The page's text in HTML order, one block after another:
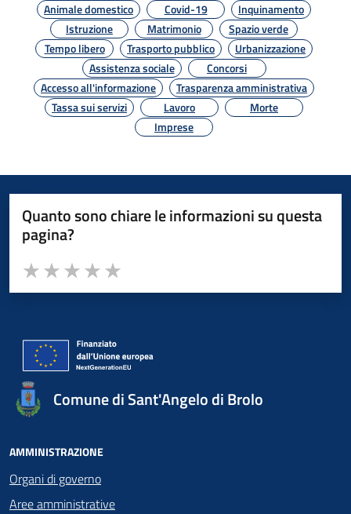
Animale domestico
Covid-19
Inquinamento
Istruzione
Matrimonio
Spazio verde
Tempo libero
Trasporto pubblico
Urbanizzazione
Assistenza sociale
Concorsi
Accesso all'informazione
Trasparenza amministrativa
Tassa sui servizi
Lavoro
Morte
Imprese
Quanto sono chiare le informazioni su questa
pagina?
Valuta da 1 a 5 stelle la pagina
Valuta 5 stelle su 5
Valuta 4 stelle su 5
Valuta 3 stelle su 5
Valuta 2 stelle su 5
Valuta 1 stelle su 5
Comune di Sant'Angelo di Brolo
AMMINISTRAZIONE
Organi di governo
Aree amministrative